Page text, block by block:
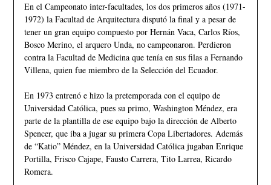
En el Campeonato inter-facultades, los dos primeros años (1971-
1972) la Facultad de Arquitectura disputó la final y a pesar de
tener un gran equipo compuesto por Hernán Vaca, Carlos Ríos,
Bosco Merino, el arquero Unda, no campeonaron. Perdieron
contra la Facultad de Medicina que tenía en sus filas a Fernando
Villena, quien fue miembro de la Selección del Ecuador.
En 1973 entrenó e hizo la pretemporada con el equipo de
Universidad Católica, pues su primo, Washington Méndez, era
parte de la plantilla de ese equipo bajo la dirección de Alberto
Spencer, que iba a jugar su primera Copa Libertadores. Además
de “Katio” Méndez, en la Universidad Católica jugaban Enrique
Portilla, Frisco Cajape, Fausto Carrera, Tito Larrea, Ricardo
Romera.